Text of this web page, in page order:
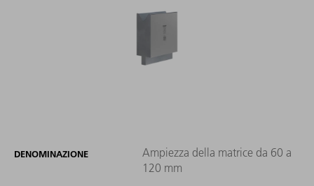
DENOMINAZIONE
Ampiezza della matrice da 60 a
120 mm